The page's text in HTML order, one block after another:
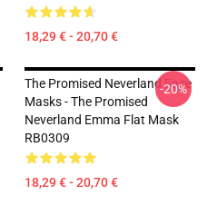
18,29 € - 20,70 €
The Promised Neverland Face
Masks - The Promised
Neverland Emma Flat Mask
RB0309
18,29 € - 20,70 €
-20%